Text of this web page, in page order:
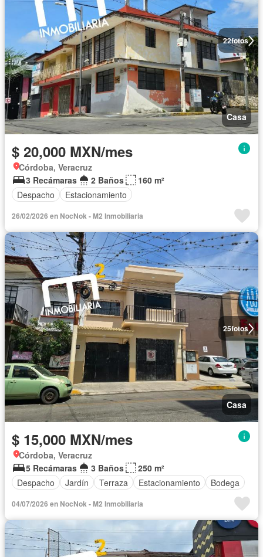
22fotos
Casa
$ 20,000 MXN/mes
Córdoba, Veracruz
3 Recámaras
2 Baños
160 m²
Despacho
Estacionamiento
26/02/2026 en NocNok - M2 Inmobiliaria
25fotos
Casa
$ 15,000 MXN/mes
Córdoba, Veracruz
5 Recámaras
3 Baños
250 m²
Despacho
Jardín Terraza Estacionamiento Bodega
04/07/2026 en NocNok - M2 Inmobiliaria